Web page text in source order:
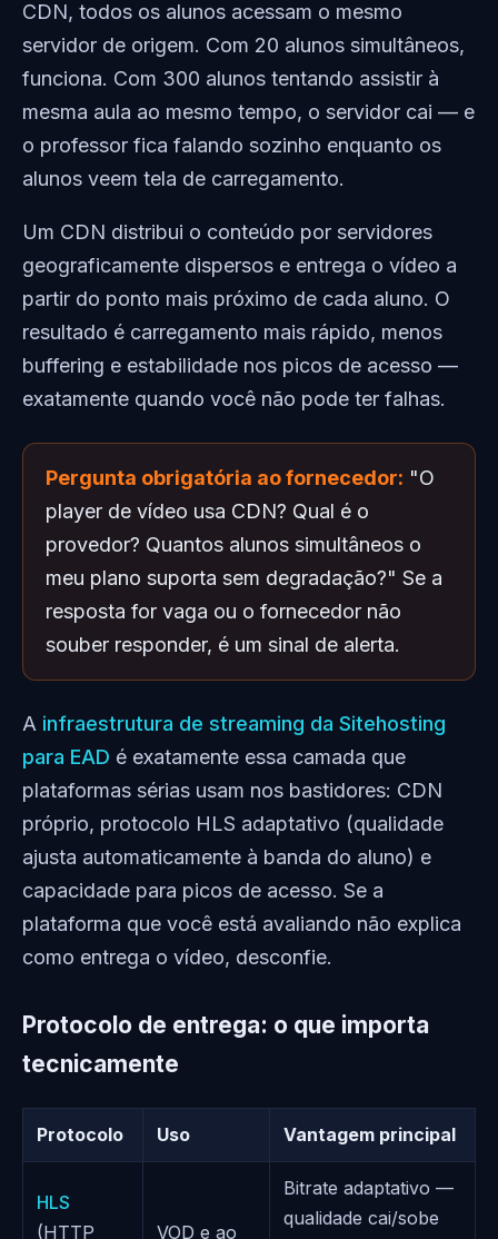
CDN, todos os alunos acessam o mesmo
servidor de origem. Com 20 alunos simultâneos,
funciona. Com 300 alunos tentando assistir à
mesma aula ao mesmo tempo, o servidor cai — e
o professor fica falando sozinho enquanto os
alunos veem tela de carregamento.
Um CDN distribui o conteúdo por servidores
geograficamente dispersos e entrega o vídeo a
partir do ponto mais próximo de cada aluno. O
resultado é carregamento mais rápido, menos
buffering e estabilidade nos picos de acesso —
exatamente quando você não pode ter falhas.
Pergunta obrigatória ao fornecedor: "O
player de vídeo usa CDN? Qual é o
provedor? Quantos alunos simultâneos o
meu plano suporta sem degradação?" Se a
resposta for vaga ou o fornecedor não
souber responder, é um sinal de alerta.
A infraestrutura de streaming da Sitehosting
para EAD é exatamente essa camada que
plataformas sérias usam nos bastidores: CDN
próprio, protocolo HLS adaptativo (qualidade
ajusta automaticamente à banda do aluno) e
capacidade para picos de acesso. Se a
plataforma que você está avaliando não explica
como entrega o vídeo, desconfie.
Protocolo de entrega: o que importa
tecnicamente
Protocolo Uso Vantagem principal
HLS
(HTTP
VOD e ao
Bitrate adaptativo —
qualidade cai/sobe